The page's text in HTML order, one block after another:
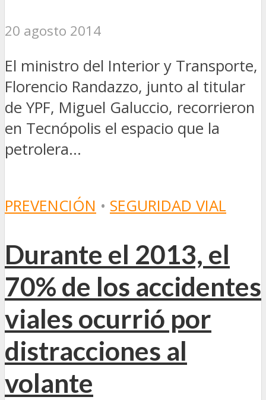
20 agosto 2014
El ministro del Interior y Transporte,
Florencio Randazzo, junto al titular
de YPF, Miguel Galuccio, recorrieron
en Tecnópolis el espacio que la
petrolera...
PREVENCIÓN • SEGURIDAD VIAL
Durante el 2013, el
70% de los accidentes
viales ocurrió por
distracciones al
volante